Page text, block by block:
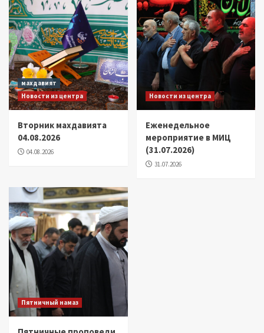
махдавият
Новости из центра
Вторник махдавията
04.08.2026
04.08.2026
Новости из центра
Еженедельное
мероприятие в МИЦ
(31.07.2026)
31.07.2026
Пятничный намаз